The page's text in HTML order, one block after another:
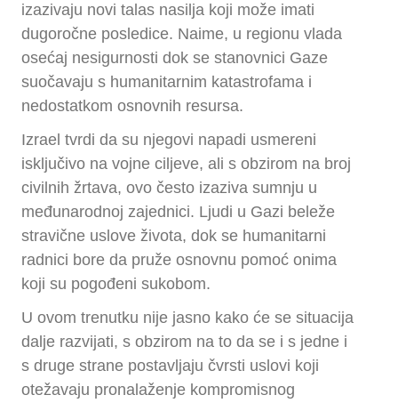
izazivaju novi talas nasilja koji može imati
dugoročne posledice. Naime, u regionu vlada
osećaj nesigurnosti dok se stanovnici Gaze
suočavaju s humanitarnim katastrofama i
nedostatkom osnovnih resursa.
Izrael tvrdi da su njegovi napadi usmereni
isključivo na vojne ciljeve, ali s obzirom na broj
civilnih žrtava, ovo često izaziva sumnju u
međunarodnoj zajednici. Ljudi u Gazi beleže
stravične uslove života, dok se humanitarni
radnici bore da pruže osnovnu pomoć onima
koji su pogođeni sukobom.
U ovom trenutku nije jasno kako će se situacija
dalje razvijati, s obzirom na to da se i s jedne i
s druge strane postavljaju čvrsti uslovi koji
otežavaju pronalaženje kompromisnog